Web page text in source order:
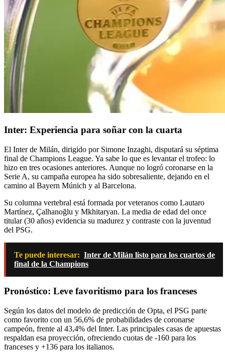
Inter: Experiencia para soñar con la cuarta
El Inter de Milán, dirigido por Simone Inzaghi, disputará su séptima
final de Champions League. Ya sabe lo que es levantar el trofeo: lo
hizo en tres ocasiones anteriores. Aunque no logró coronarse en la
Serie A, su campaña europea ha sido sobresaliente, dejando en el
camino al Bayern Múnich y al Barcelona.
Su columna vertebral está formada por veteranos como Lautaro
Martínez, Çalhanoğlu y Mkhitaryan. La media de edad del once
titular (30 años) evidencia su madurez y contraste con la juventud
del PSG.
Te puede interesar: Inter de Milán listo para los cuartos de
final de la Champions
Pronóstico: Leve favoritismo para los franceses
Según los datos del modelo de predicción de Opta, el PSG parte
como favorito con un 56,6% de probabilidades de coronarse
campeón, frente al 43,4% del Inter. Las principales casas de apuestas
respaldan esa proyección, ofreciendo cuotas de -160 para los
franceses y +136 para los italianos.